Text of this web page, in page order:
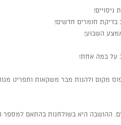
חומרים חדשים!
השבוע!
על במה אחת!
מקום ולהנות מבר משקאות ותפריט
ההושבה היא בשולחנות בהתאם למספר